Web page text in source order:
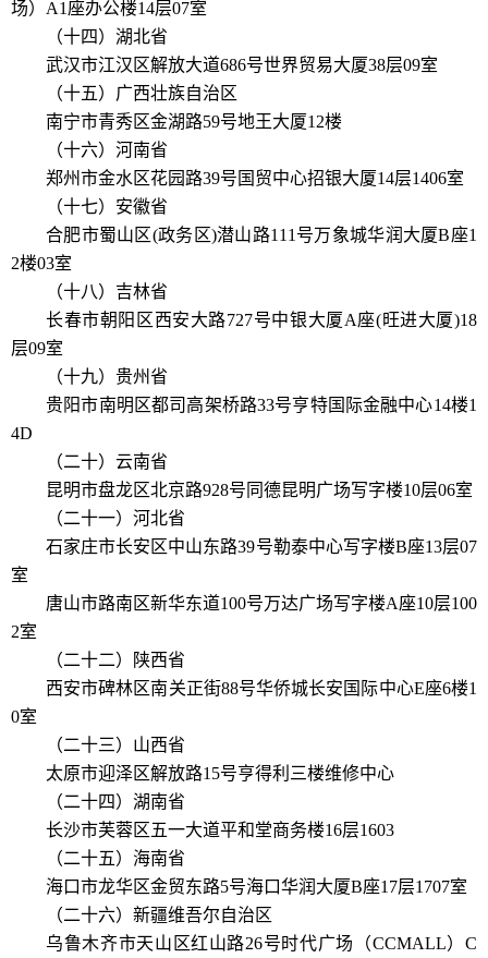
场）A1座办公楼14层07室
（十四）湖北省
武汉市江汉区解放大道686号世界贸易大厦38层09室
（十五）广西壮族自治区
南宁市青秀区金湖路59号地王大厦12楼
（十六）河南省
郑州市金水区花园路39号国贸中心招银大厦14层1406室
（十七）安徽省
合肥市蜀山区(政务区)潜山路111号万象城华润大厦B座1
2楼03室
（十八）吉林省
长春市朝阳区西安大路727号中银大厦A座(旺进大厦)18
层09室
（十九）贵州省
贵阳市南明区都司高架桥路33号亨特国际金融中心14楼1
4D
（二十）云南省
昆明市盘龙区北京路928号同德昆明广场写字楼10层06室
（二十一）河北省
石家庄市长安区中山东路39号勒泰中心写字楼B座13层07
室
唐山市路南区新华东道100号万达广场写字楼A座10层100
2室
（二十二）陕西省
西安市碑林区南关正街88号华侨城长安国际中心E座6楼1
0室
（二十三）山西省
太原市迎泽区解放路15号亨得利三楼维修中心
（二十四）湖南省
长沙市芙蓉区五一大道平和堂商务楼16层1603
（二十五）海南省
海口市龙华区金贸东路5号海口华润大厦B座17层1707室
（二十六）新疆维吾尔自治区
乌鲁木齐市天山区红山路26号时代广场（CCMALL）C